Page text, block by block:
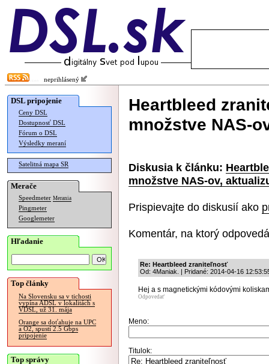
neprihlásený
DSL pripojenie
Ceny DSL
Dostupnosť DSL
Fórum o DSL
Výsledky meraní
Satelitná mapa SR
Merače
Speedmeter Merania
Pingmeter
Googlemeter
Hľadanie
Top články
Na Slovensku sa v tichosti
vypína ADSL v lokalitách s
VDSL, už 31. mája
Orange sa doťahuje na UPC
a O2, spustí 2.5 Gbps
pripojenie
Top správy
Heartbleed
množstve NAS-
Diskusia k článku:
množstve NAS-ov,
Prispievajte do diskusií ako
Komentár, na ktorý
Re: Heartbleed zraniteľnosť
Od: 4Maniak. | Pridané: 2014-04-16
Hej a s magnetickými kódovými
Odpovedať
Meno:
Titulok: